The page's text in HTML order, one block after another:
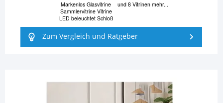
Markenlos Glasvitrine
Sammlervitrine Vitrine
LED beleuchtet Schloß
und 8 Vitrinen mehr...
Zum Vergleich und Ratgeber